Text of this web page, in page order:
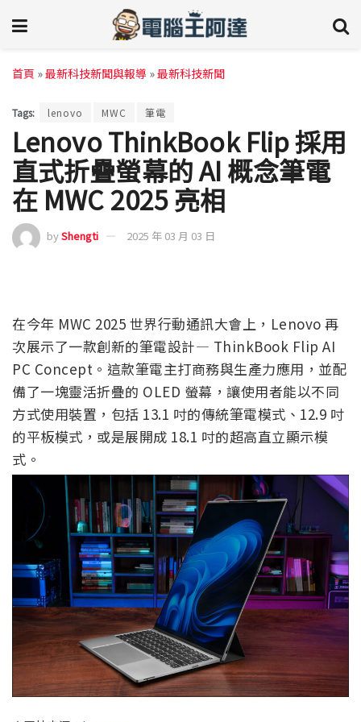
首頁 »最新科技新聞與報導 »最新科技新聞
Tags: lenovo MWC 筆電
Lenovo ThinkBook Flip 採用
直式折疊螢幕的 AI 概念筆電
在 MWC 2025 亮相
byShengti 2025 年 03 月 03 日
在今年 MWC 2025 世界行動通訊大會上，Lenovo 再
次展示了一款創新的筆電設計— ThinkBook Flip AI
PC Concept。這款筆電主打商務與生產力應用，並配
備了一塊靈活折疊的 OLED 螢幕，讓使用者能以不同
方式使用裝置，包括 13.1 吋的傳統筆電模式、12.9 吋
的平板模式，或是展開成 18.1 吋的超高直立顯示模
式。